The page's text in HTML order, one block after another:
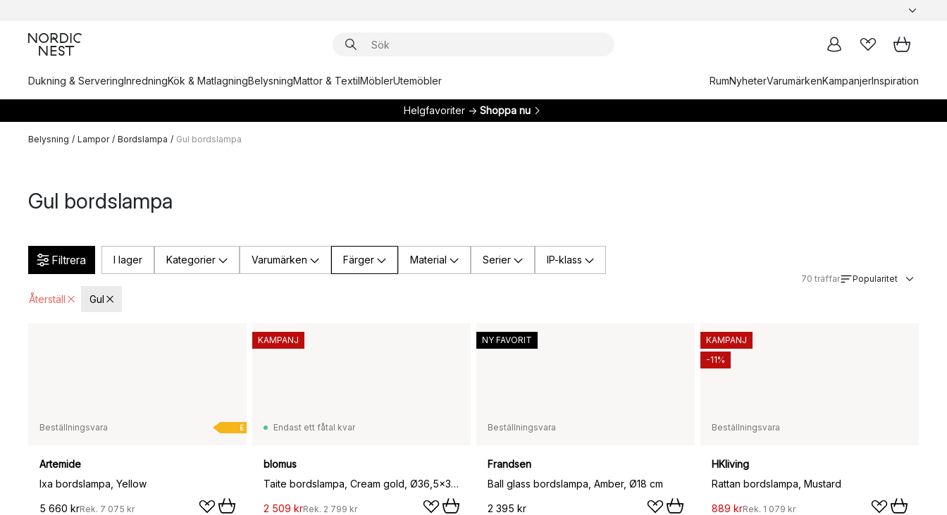
Dukning & ServeringInredningKök & MatlagningBelysningMattor & TextilMöblerUtemöbler RumNyheterVarumärkenKampanjerInspiration
Helgfavoriter → Shoppa nu
Belysning / Lampor / Bordslampa / Gul bordslampa
Gul bordslampa
Filtrera I lager Kategorier Varumärken Färger Material Serier IP-klass
Återställ Gul
70 träffar Popularitet
E
Beställningsvara
Artemide
Ixa bordslampa, Yellow
5 660 krRek. 7 075 kr
Endast ett fåtal kvar
blomus
Taite bordslampa, Cream gold, Ø36,5x31 cm
2 509 krRek. 2 799 kr
KAMPANJ
Beställningsvara
Frandsen
Ball glass bordslampa, Amber, Ø18 cm
2 395 kr
NY FAVORIT
Beställningsvara
HKliving
Rattan bordslampa, Mustard
889 krRek. 1 079 kr
KAMPANJ
-11%